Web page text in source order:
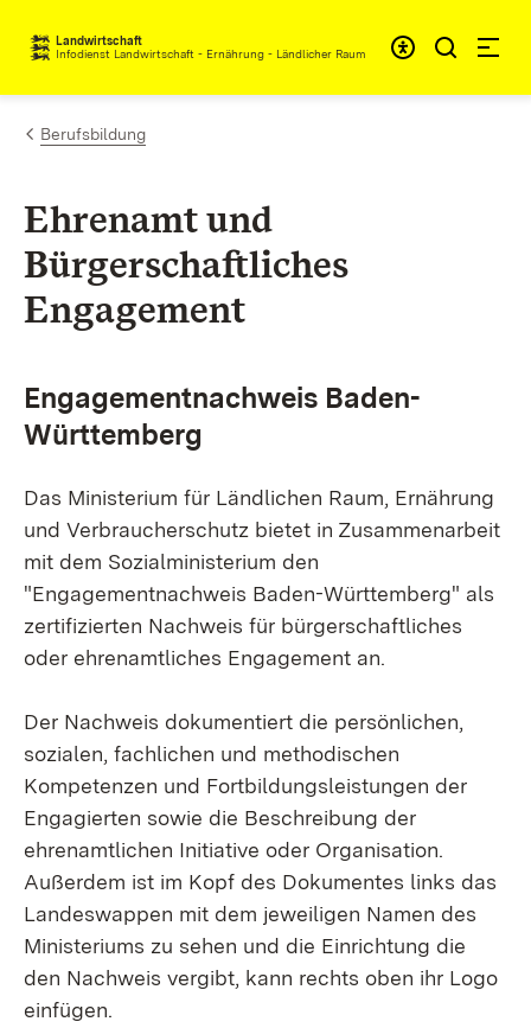
Zum Inhalt springen
Landwirtschaft
Infodienst Landwirtschaft - Ernährung - Ländlicher Raum
Berufsbildung
Ehrenamt und
Bürgerschaftliches
Engagement
Engagementnachweis Baden-
Württemberg
Das Ministerium für Ländlichen Raum, Ernährung
und Verbraucherschutz bietet in Zusammenarbeit
mit dem Sozialministerium den
"Engagementnachweis Baden-Württemberg" als
zertifizierten Nachweis für bürgerschaftliches
oder ehrenamtliches Engagement an.
Der Nachweis dokumentiert die persönlichen,
sozialen, fachlichen und methodischen
Kompetenzen und Fortbildungsleistungen der
Engagierten sowie die Beschreibung der
ehrenamtlichen Initiative oder Organisation.
Außerdem ist im Kopf des Dokumentes links das
Landeswappen mit dem jeweiligen Namen des
Ministeriums zu sehen und die Einrichtung die
den Nachweis vergibt, kann rechts oben ihr Logo
einfügen.